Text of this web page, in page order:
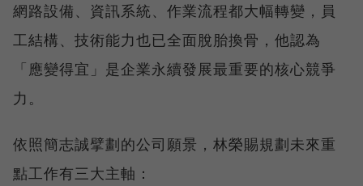
網路設備、資訊系統、作業流程都大幅轉變，員
工結構、技術能力也已全面脫胎換骨，他認為
「應變得宜」是企業永續發展最重要的核心競爭
力。
依照簡志誠擘劃的公司願景，林榮賜規劃未來重
點工作有三大主軸：